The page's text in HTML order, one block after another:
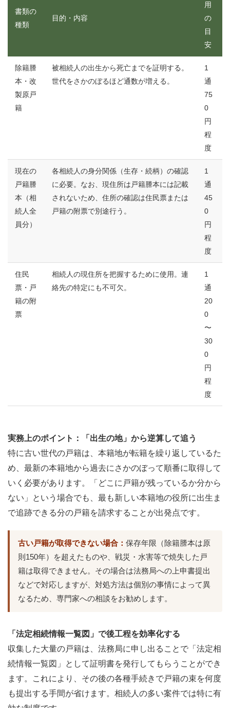
書類の
種類
目的・内容
用
の
目
安
除籍謄
本・改
製原戸
籍
被相続人の出生から死亡までを証明する。
世代をさかのぼるほど通数が増える。
1
通
75
0
円
程
度
現在の
戸籍謄
本（相
続人全
員分）
各相続人の身分関係（生存・続柄）の確認
に必要。なお、現住所は戸籍謄本には記載
されないため、住所の確認は住民票または
戸籍の附票で別途行う。
1
通
45
0
円
程
度
住民
票・戸
籍の附
票
相続人の現住所を把握するために使用。連
絡先の特定にも不可欠。
1
通
20
0
〜
30
0
円
程
度
実務上のポイント：「出生の地」から逆算して追う
特に古い世代の戸籍は、本籍地が転籍を繰り返しているた
め、最新の本籍地から過去にさかのぼって順番に取得して
いく必要があります。「どこに戸籍が残っているか分から
ない」という場合でも、最も新しい本籍地の役所に出生ま
で追跡できる分の戸籍を請求することが出発点です。
古い戸籍が取得できない場合： 保存年限（除籍謄本は原
則150年）を超えたものや、戦災・水害等で焼失した戸
籍は取得できません。その場合は法務局への上申書提出
などで対応しますが、対処方法は個別の事情によって異
なるため、専門家への相談をお勧めします。
「法定相続情報一覧図」で後工程を効率化する
収集した大量の戸籍は、法務局に申し出ることで「法定相
続情報一覧図」として証明書を発行してもらうことができ
ます。これにより、その後の各種手続きで戸籍の束を何度
も提出する手間が省けます。相続人の多い案件では特に有